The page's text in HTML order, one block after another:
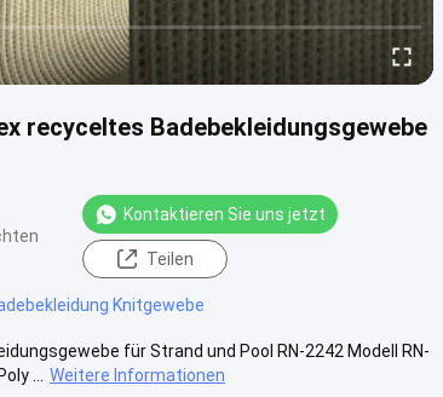
recyceltes Badebekleidungsgewebe
Kontaktieren Sie uns jetzt
Teilen
Knitgewebe
für Strand und Pool RN-2242 Modell RN-
...
Weitere Informationen